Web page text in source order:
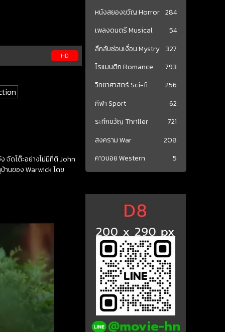
HD
จัดโต๊ะอย่างไม่มีที่ติ John
านของ Warwick โดย
หนังสยองขวัญ Horror 284
เพลงดนตรี Musical
54
ลึกลับซ่อนเงื่อน Mystry
327
โรแมนติก Romance
793
วิทยาศาสตร์ Sci-fi
256
กีฬา Sport
62
ระทึกขวัญ Thriller
721
สงคราม War
208
คาวบอย Western
5